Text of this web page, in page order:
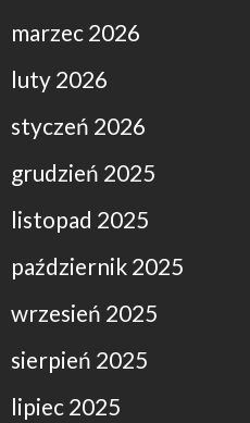
marzec 2026
luty 2026
styczeń 2026
grudzień 2025
listopad 2025
październik 2025
wrzesień 2025
sierpień 2025
lipiec 2025